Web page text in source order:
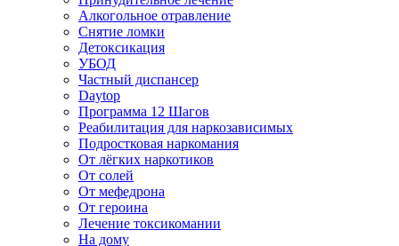
Алкогольное отравление
Снятие ломки
Детоксикация
УБОД
Частный диспансер
Daytop
Программа 12 Шагов
Реабилитация для наркозависимых
Подростковая наркомания
От лёгких наркотиков
От солей
От мефедрона
От героина
Лечение токсикомании
На дому